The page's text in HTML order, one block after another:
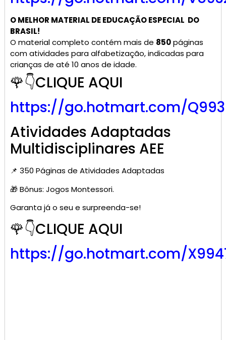
O MELHOR MATERIAL DEEDUCAÇÃO ESPECIAL DO
BRASIL!
O material completo contém mais de 850páginas
com atividades para alfabetização, indicadas para
crianças de até 10 anos de idade.
🌹👇CLIQUE AQUI
https://go.hotmart.com/
Atividades Adaptadas
Multidisciplinares AEE
📌 350 Páginas de Atividades Adaptadas
🎁 Bônus: Jogos Montessori.
Garanta já o seu e surpreenda-se!
🌹👇CLIQUE AQUI
https://go.hotmart.com/